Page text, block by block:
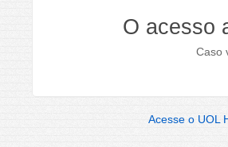
O acesso
Caso
Acesse o UOL